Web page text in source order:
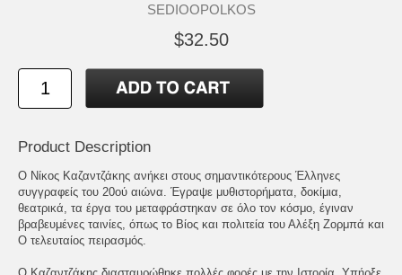
SEDIOOPOLKOS
$32.50
Product Description
Ο Νίκος Καζαντζάκης ανήκει στους σημαντικότερους Έλληνες
συγγραφείς του 20ού αιώνα. Έγραψε μυθιστορήματα, δοκίμια,
θεατρικά, τα έργα του μεταφράστηκαν σε όλο τον κόσμο, έγιναν
βραβευμένες ταινίες, όπως το Βίος και πολιτεία του Αλέξη Ζορμπά και
Ο τελευταίος πειρασμός.